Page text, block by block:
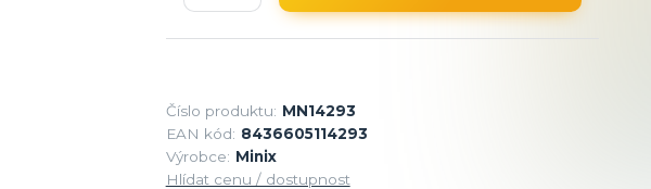
Číslo produktu: MN14293
EAN kód: 8436605114293
Výrobce: Minix
Hlídat cenu / dostupnost